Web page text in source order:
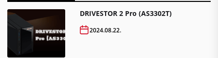
DRIVESTOR 2 Pro (AS3302T)
2024.08.22.